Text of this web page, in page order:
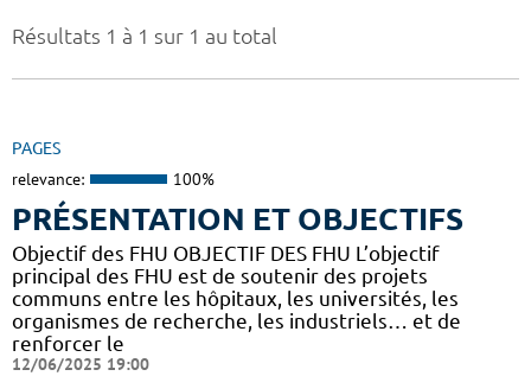
Résultats 1 à 1 sur 1 au total
PAGES
relevance: 100%
PRÉSENTATION ET OBJECTIFS
Objectif des FHU OBJECTIF DES FHU L’objectif
principal des FHU est de soutenir des projets
communs entre les hôpitaux, les universités, les
organismes de recherche, les industriels… et de
renforcer le
12/06/2025 19:00